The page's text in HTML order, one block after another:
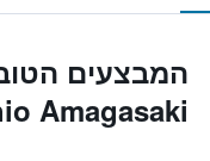
Amagasaki